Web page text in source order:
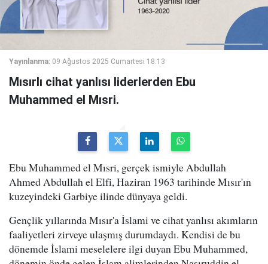
Yayınlanma: 09 Ağustos 2025 Cumartesi 18:13
Mısırlı cihat yanlısı liderlerden Ebu
Muhammed el Mısri.
Ebu Muhammed el Mısri, gerçek ismiyle Abdullah
Ahmed Abdullah el Elfi, Haziran 1963 tarihinde Mısır'ın
kuzeyindeki Garbiye ilinde dünyaya geldi.
Gençlik yıllarında Mısır'a İslami ve cihat yanlısı akımların
faaliyetleri zirveye ulaşmış durumdaydı. Kendisi de bu
dönemde İslami meselelere ilgi duyan Ebu Muhammed,